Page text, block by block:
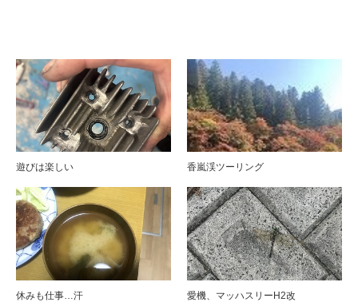
遊びは楽しい 香嵐渓ツーリング
休みも仕事…汗 愛機、マッハスリーH2改